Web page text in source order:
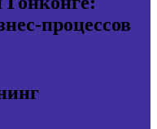
процессов